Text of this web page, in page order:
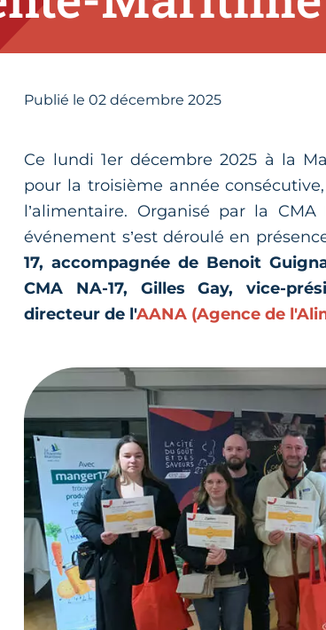
Publié le02 décembre 2025
Ce lundi 1er décembre 2025 à la
pour la troisième année
l’alimentaire. Organisé par la
événement s’est déroulé en
17, accompagnée de Benoit
CMA NA-17, Gilles Gay, vice-
directeur de l'AANA (Agence de